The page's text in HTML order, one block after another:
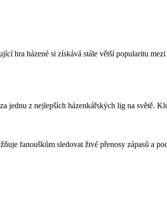
hra házené si získává stále větší popularitu
jednu z nejlepších házenkářských lig na světě.
fanouškům sledovat živé přenosy zápasů a